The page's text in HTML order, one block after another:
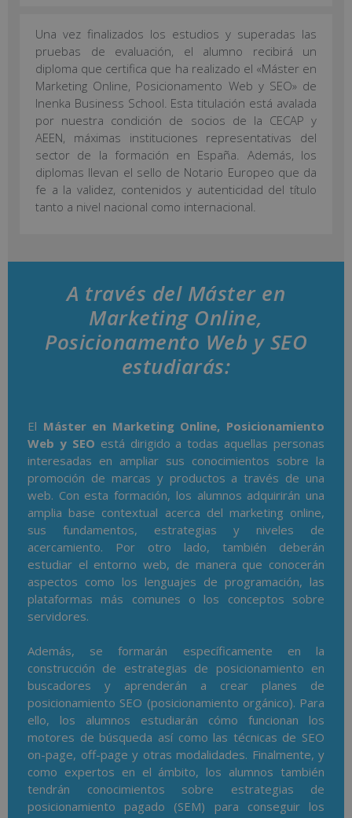
Una vez finalizados los estudios y superadas las
pruebas de evaluación, el alumno recibirá un
diploma que certifica que ha realizado el «Máster en
Marketing Online, Posicionamento Web y SEO» de
Inenka Business School. Esta titulación está avalada
por nuestra condición de socios de la CECAP y
AEEN, máximas instituciones representativas del
sector de la formación en España. Además, los
diplomas llevan el sello de Notario Europeo que da
fe a la validez, contenidos y autenticidad del título
tanto a nivel nacional como internacional.
A través del Máster en
Marketing Online,
Posicionamento Web y SEO
estudiarás:
El Máster en Marketing Online, Posicionamiento
Web y SEO está dirigido a todas aquellas personas
interesadas en ampliar sus conocimientos sobre la
promoción de marcas y productos a través de una
web. Con esta formación, los alumnos adquirirán una
amplia base contextual acerca del marketing online,
sus fundamentos, estrategias y niveles de
acercamiento. Por otro lado, también deberán
estudiar el entorno web, de manera que conocerán
aspectos como los lenguajes de programación, las
plataformas más comunes o los conceptos sobre
servidores.
Además, se formarán específicamente en la
construcción de estrategias de posicionamiento en
buscadores y aprenderán a crear planes de
posicionamiento SEO (posicionamiento orgánico). Para
ello, los alumnos estudiarán cómo funcionan los
motores de búsqueda así como las técnicas de SEO
on-page, off-page y otras modalidades. Finalmente, y
como expertos en el ámbito, los alumnos también
tendrán conocimientos sobre estrategias de
posicionamiento pagado (SEM) para conseguir los